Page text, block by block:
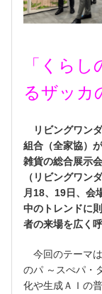
「くら
るザッカ
リビングワン
組合（全家協）
雑貨の総合展示
（リビングワン
月18、19日、会
中のトレンドに
者の来場を広く
今回のテーマ
のパ ～スぺパ・
化や生成ＡＩの